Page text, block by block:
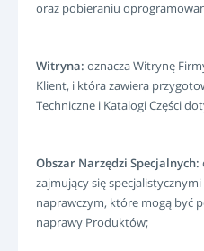
oraz pobieraniu
Witryna: oznacza Witrynę
Klient, i która zawiera
Techniczne i Katalogi Części
Obszar Narzędzi Specjalnych:
zajmujący się
naprawczym, które mogą być
naprawy Produktów;